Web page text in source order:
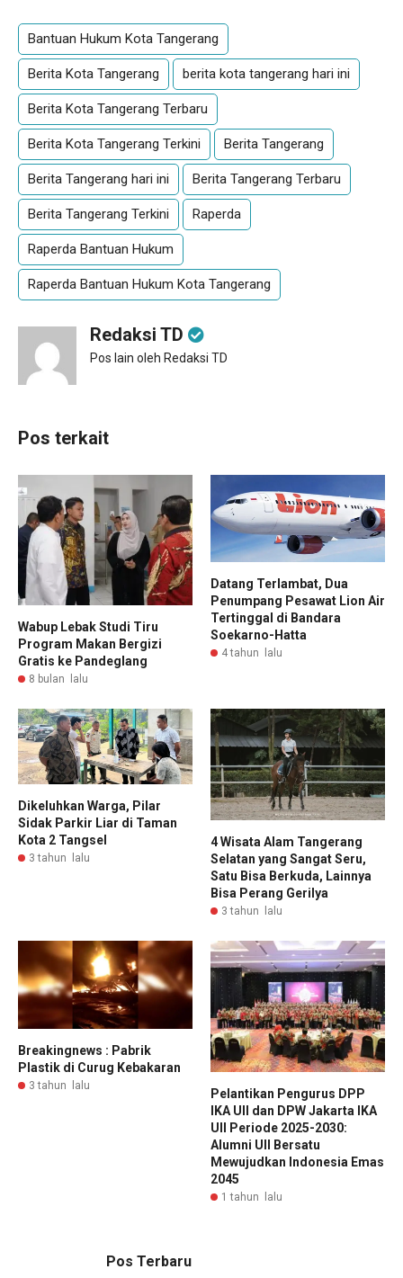
Bantuan Hukum Kota Tangerang
Berita Kota Tangerang berita kota tangerang hari ini
Berita Kota Tangerang Terbaru
Berita Kota Tangerang Terkini Berita Tangerang
Berita Tangerang hari ini Berita Tangerang Terbaru
Berita Tangerang Terkini Raperda
Raperda Bantuan Hukum
Raperda Bantuan Hukum Kota Tangerang
Redaksi TD
Pos lain oleh Redaksi TD
Pos terkait
Wabup Lebak Studi Tiru
Program Makan Bergizi
Gratis ke Pandeglang
8 bulan lalu
Datang Terlambat, Dua
Penumpang Pesawat Lion Air
Tertinggal di Bandara
Soekarno-Hatta
4 tahun lalu
Dikeluhkan Warga, Pilar
Sidak Parkir Liar di Taman
Kota 2 Tangsel
3 tahun lalu
4 Wisata Alam Tangerang
Selatan yang Sangat Seru,
Satu Bisa Berkuda, Lainnya
Bisa Perang Gerilya
3 tahun lalu
Breakingnews : Pabrik
Plastik di Curug Kebakaran
3 tahun lalu
Pelantikan Pengurus DPP
IKA UII dan DPW Jakarta IKA
UII Periode 2025-2030:
Alumni UII Bersatu
Mewujudkan Indonesia Emas
2045
1 tahun lalu
Pos Terbaru